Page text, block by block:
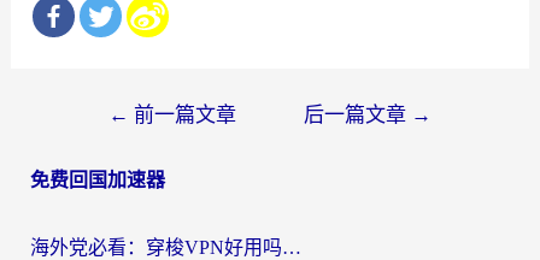
导
← 前一篇文章 后一篇文章 →
免费回国加速器
海外党必看：穿梭VPN好用吗？和云帆VPN对比哪个回国效果更好？附真实测评+避坑指南